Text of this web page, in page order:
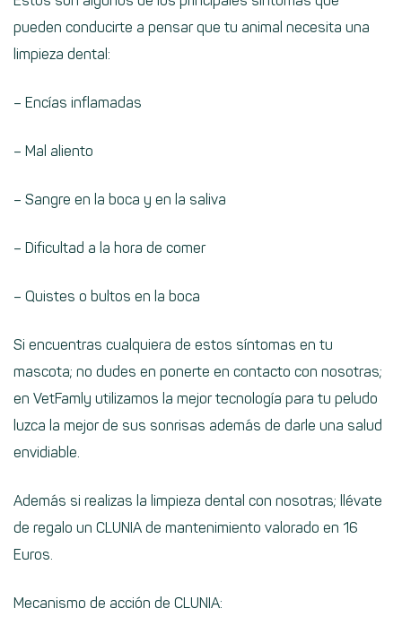
pueden conducirte a pensar que tu animal necesita una
limpieza dental:
– Encías inflamadas
– Mal aliento
– Sangre en la boca y en la saliva
– Dificultad a la hora de comer
– Quistes o bultos en la boca
Si encuentras cualquiera de estos síntomas en tu
mascota; no dudes en ponerte en contacto con nosotras;
en VetFamly utilizamos la mejor tecnología para tu peludo
luzca la mejor de sus sonrisas además de darle una salud
envidiable.
Además si realizas la limpieza dental con nosotras; llévate
de regalo un CLUNIA de mantenimiento valorado en 16
Euros.
Mecanismo de acción de CLUNIA: